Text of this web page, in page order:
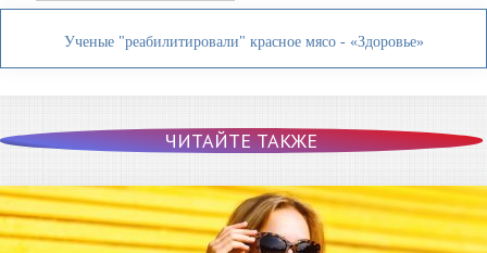
Ученые "реабилитировали" красное мясо - «Здоровье»
ЧИТАЙТЕ ТАКЖЕ